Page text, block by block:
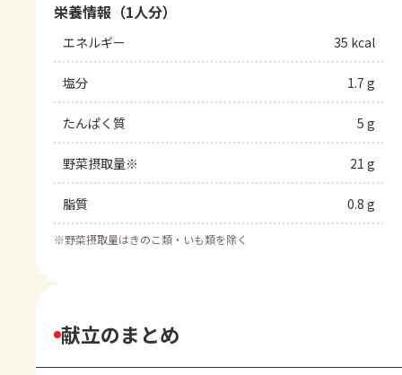
栄養情報（1人分）
エネルギー 35 kcal
塩分 1.7 g
たんぱく質 5 g
野菜摂取量※ 21 g
脂質 0.8 g
※野菜摂取量はきのこ類・いも類を除く
献立のまとめ